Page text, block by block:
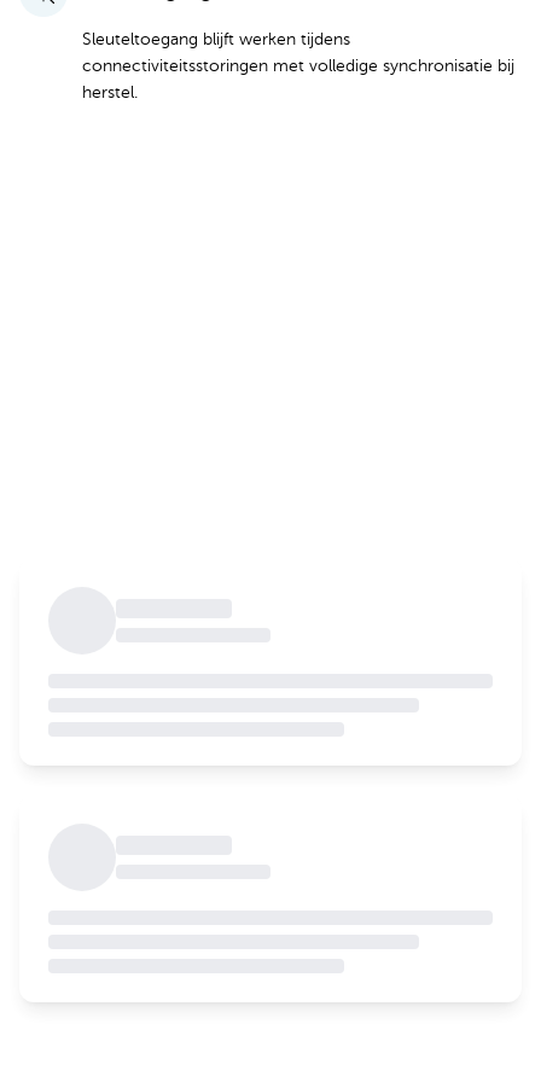
Sleuteltoegang blijft werken tijdens
connectiviteitsstoringen met volledige synchronisatie bij
herstel.